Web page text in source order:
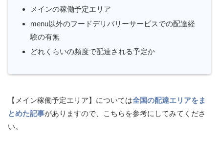
メインの稼働予定エリア
menu以外のフードデリバリーサービスでの配達経
験の有無
どれくらいの頻度で配達される予定か
【メイン稼働予定エリア】については全国の配達エリアをま
とめた記事がありますので、こちらを参考にしてみてくださ
い。